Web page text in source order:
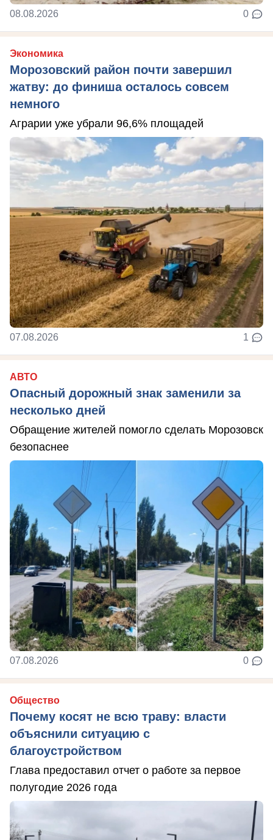
08.08.2026 0
Экономика
Морозовский район почти завершил
жатву: до финиша осталось совсем
немного
Аграрии уже убрали 96,6% площадей
07.08.2026 1
АВТО
Опасный дорожный знак заменили за
несколько дней
Обращение жителей помогло сделать Морозовск
безопаснее
07.08.2026 0
Общество
Почему косят не всю траву: власти
объяснили ситуацию с
благоустройством
Глава предоставил отчет о работе за первое
полугодие 2026 года